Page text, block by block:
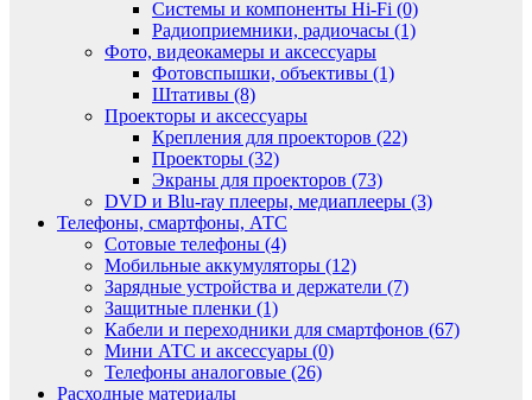
Системы и компоненты Hi-Fi (0)
Радиоприемники, радиочасы (1)
Фото, видеокамеры и аксессуары
Фотовспышки, объективы (1)
Штативы (8)
Проекторы и аксессуары
Крепления для проекторов (22)
Проекторы (32)
Экраны для проекторов (73)
DVD и Blu-ray плееры, медиаплееры (3)
Телефоны, смартфоны, АТС
Сотовые телефоны (4)
Мобильные аккумуляторы (12)
Зарядные устройства и держатели (7)
Защитные пленки (1)
Кабели и переходники для смартфонов (67)
Мини АТС и аксессуары (0)
Телефоны аналоговые (26)
Расходные материалы